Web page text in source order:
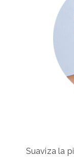
Suaviza la